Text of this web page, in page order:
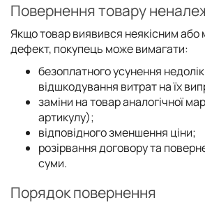
Повернення товару
Якщо товар виявився неякісним або
дефект, покупець може вимагати:
безоплатного усунення
відшкодування витрат на їх
заміни на товар аналогічної
артикулу);
відповідного зменшення ціни;
розірвання договору та
суми.
Порядок повернення